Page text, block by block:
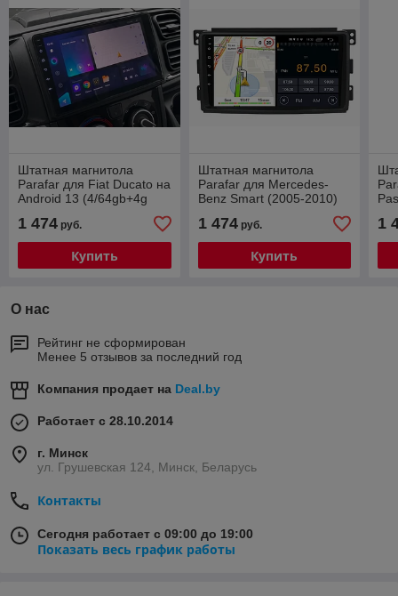
Штатная магнитола
Parafar для Fiat Ducato на
Android 13 (4/64gb+4g
1 474 руб.
Купить
Штатная магнитола
Parafar для Mercedes-
Benz Smart (2005-2010)
на Android 13 (4/64Gb +
4G)
1 474руб.
Купить
1
О нас
Рейтинг не сформирован
Менее 5 отзывов за последний год
Компания продает на Deal.by
Работает с 28.10.2014
г. Минск
ул. Грушевская 124, Минск, Беларусь
Контакты
Сегодня работает с 09:00 до 19:00
Показать весь график работы